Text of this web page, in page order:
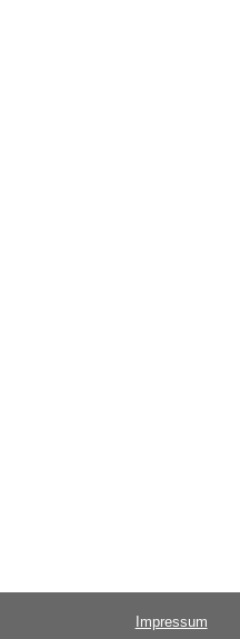
Impressum